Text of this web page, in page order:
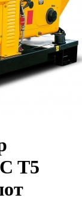
T5